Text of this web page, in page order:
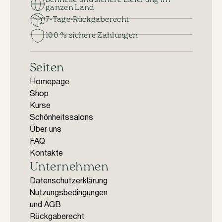
ganzen Land
7-Tage-Rückgaberecht
100 % sichere Zahlungen
Seiten
Homepage
Shop
Kurse
Schönheitssalons
Über uns
FAQ
Kontakte
Unternehmen
Datenschutzerklärung
Nutzungsbedingungen
und AGB
Rückgaberecht